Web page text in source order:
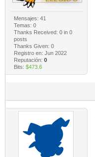
Mensajes: 41
Temas: 0
Thanks Received: 0in 0
posts
Thanks Given: 0
Registro en: Jun 2022
Reputación: 0
Bits: $473.6